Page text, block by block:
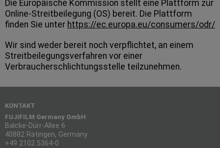
Die Europäische Kommission stellt eine Plattform zur
Online-Streitbeilegung (OS) bereit. Die Plattform
finden Sie unter https://ec.europa.eu/consumers/odr/
Wir sind weder bereit noch verpflichtet, an einem
Streitbeilegungsverfahren vor einer
Verbraucherschlichtungsstelle teilzunehmen.
KONTAKT
FUJIFILM Germany GmbH
Balcke-Dürr-Allee 6
40882 Ratingen, Germany
+49 2102 5364-0